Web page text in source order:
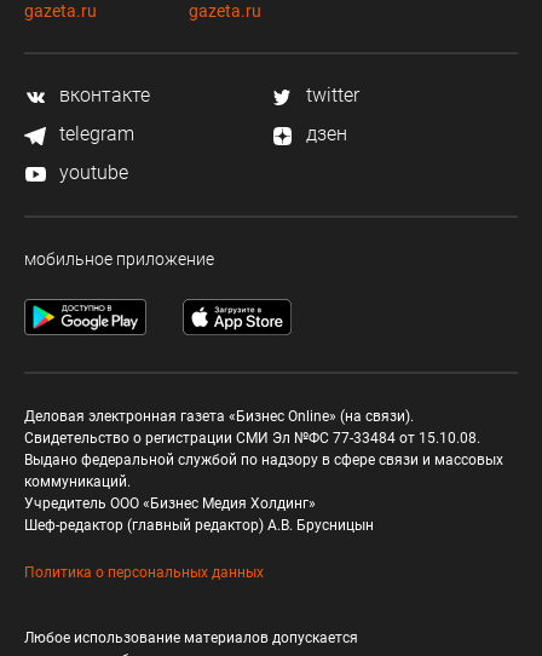
gazeta.ru
gazeta.ru
вконтакте
twitter
telegram
дзен
youtube
мобильное приложение
Деловая электронная газета «Бизнес Online» (на связи).
Свидетельство о регистрации СМИ Эл №ФС 77-33484 от 15.10.08.
Выдано федеральной службой по надзору в сфере связи и массовых
коммуникаций.
Учредитель ООО «Бизнес Медия Холдинг»
Шеф-редактор (главный редактор) А.В. Брусницын
Политика о персональных данных
Любое использование материалов допускается